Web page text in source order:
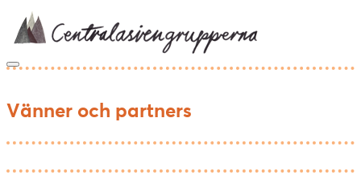
content
Vänner och partners